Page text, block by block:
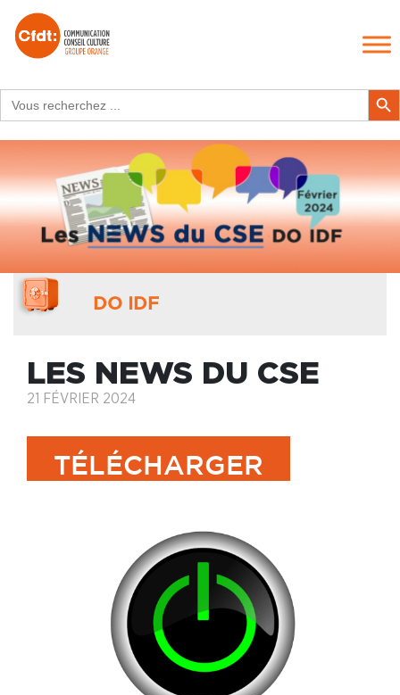
for:
Search
DO IDF
LES NEWS DU CSE
21 FÉVRIER 2024
TÉLÉCHARGER